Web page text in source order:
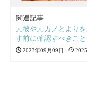
関連記事
元彼や元カノとより
す前に確認すべきこ
2023年09月09日